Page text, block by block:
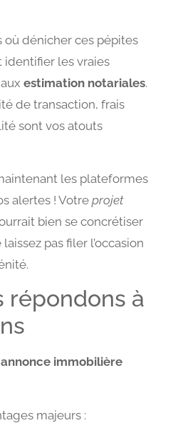
où dénicher ces pépites
les vraies
estimation notariales.
de transaction, frais
sont vos atouts
les plateformes
alertes ! Votre projet
bien se concrétiser
pas filer l’occasion
répondons à
immobilière
majeurs :